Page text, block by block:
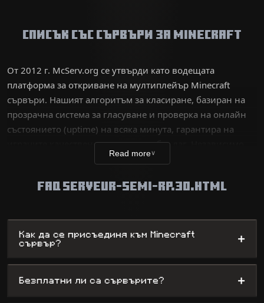
Списък със сървъри за Minecraft
От 2012 г. McServ.org се утвърди като водещата
платформа за откриване на мултиплейър Minecraft
сървъри. Нашият алгоритъм за класиране, базиран на
прозрачна система за гласуване и проверка на онлайн
състоянието (uptime) на всяка минута, гарантира на
играчите качествено изживяване без лаг. Независимо
дали сте ветеран, търсещ техническо
забавление, нашата база данни изброява хиляди
мини-игри, като същевременно предлага на
администраторите максимална видимост.
Read more∨
FAQ SERVEUR-SEMI-RP.30.HTML
Как да се присъединя към Minecraft
сървър?
+
Безплатни ли са сървърите? +